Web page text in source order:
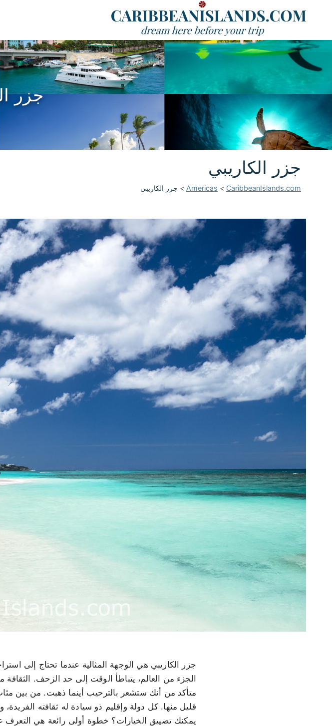
جزر
جزر الكاريبي
CaribbeanIslands.com
>
Americas
> جزر الكاريبي
جزر الكاريبي هي الوجهة المثالية عندما تحتاج إلى
الجزء من العالم، يتباطأ الوقت إلى حد الزحف.
متأكد من أنك ستشعر بالترحيب أينما ذهبت. من بين
قليل منها. كل دولة وإقليم ذو سيادة له ثقافته
يمكنك تضييق الخيارات؟ خطوة أولى رائعة هي التعرف